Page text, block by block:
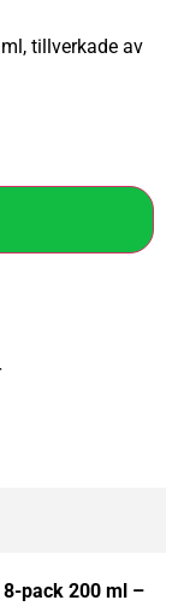
tillverkade av
8-pack 200 ml –